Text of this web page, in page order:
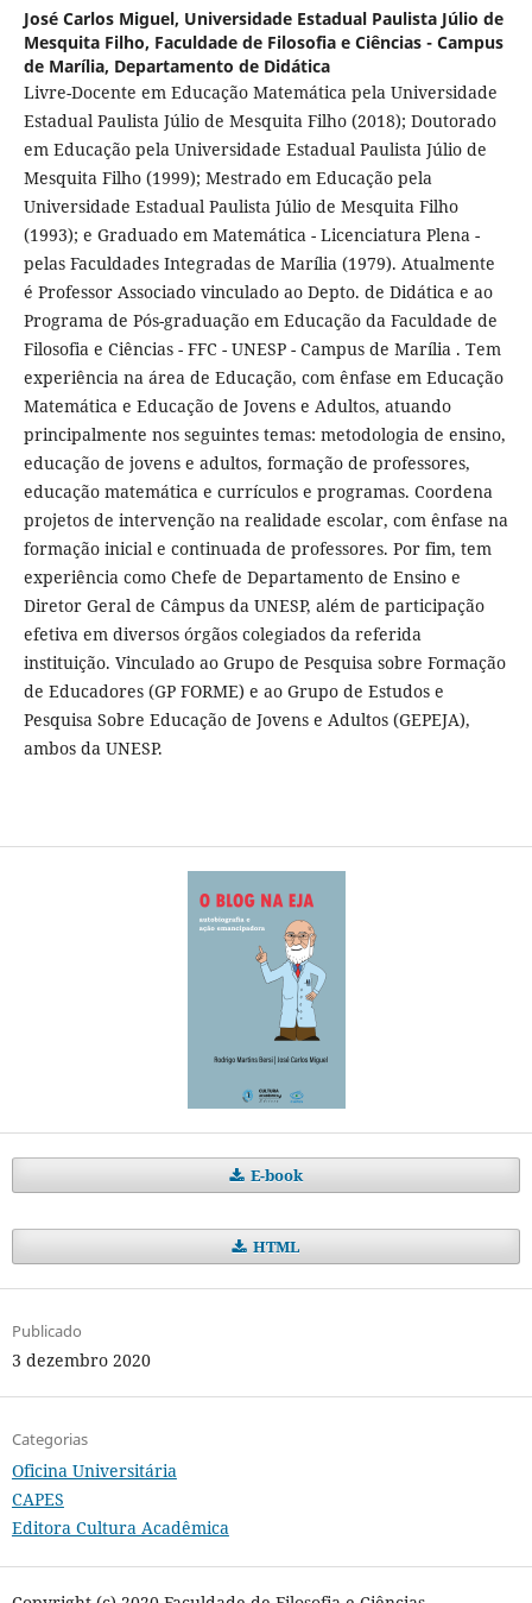
José Carlos Miguel, Universidade Estadual Paulista Júlio de
Mesquita Filho, Faculdade de Filosofia e Ciências - Campus
de Marília, Departamento de Didática
Livre-Docente em Educação Matemática pela Universidade
Estadual Paulista Júlio de Mesquita Filho (2018); Doutorado
em Educação pela Universidade Estadual Paulista Júlio de
Mesquita Filho (1999); Mestrado em Educação pela
Universidade Estadual Paulista Júlio de Mesquita Filho
(1993); e Graduado em Matemática - Licenciatura Plena -
pelas Faculdades Integradas de Marília (1979). Atualmente
é Professor Associado vinculado ao Depto. de Didática e ao
Programa de Pós-graduação em Educação da Faculdade de
Filosofia e Ciências - FFC - UNESP - Campus de Marília . Tem
experiência na área de Educação, com ênfase em Educação
Matemática e Educação de Jovens e Adultos, atuando
principalmente nos seguintes temas: metodologia de ensino,
educação de jovens e adultos, formação de professores,
educação matemática e currículos e programas. Coordena
projetos de intervenção na realidade escolar, com ênfase na
formação inicial e continuada de professores. Por fim, tem
experiência como Chefe de Departamento de Ensino e
Diretor Geral de Câmpus da UNESP, além de participação
efetiva em diversos órgãos colegiados da referida
instituição. Vinculado ao Grupo de Pesquisa sobre Formação
de Educadores (GP FORME) e ao Grupo de Estudos e
Pesquisa Sobre Educação de Jovens e Adultos (GEPEJA),
ambos da UNESP.
E-book
HTML
Publicado
3 dezembro 2020
Categorias
Oficina Universitária
CAPES
Editora Cultura Acadêmica